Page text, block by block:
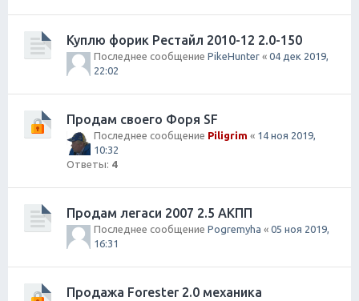
Куплю форик Рестайл 2010-12 2.0-150
Последнее сообщение PikeHunter « 04 дек 2019,
22:02
Продам своего Форя SF
Последнее сообщение Piligrim « 14 ноя 2019,
10:32
Ответы: 4
Продам легаси 2007 2.5 АКПП
Последнее сообщение Pogremyha « 05 ноя 2019,
16:31
Продажа Forester 2.0 механика